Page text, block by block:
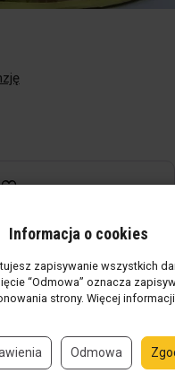
Informacja o cookies
zapisywanie wszystkich
“Odmowa” oznacza
strony. Więcej
Odmowa